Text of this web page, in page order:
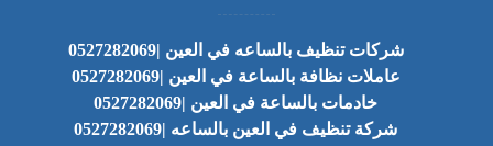
شركات تنظيف بالساعه في العين |0527282069
عاملات نظافة بالساعة في العين |0527282069
خادمات بالساعة في العين |0527282069
شركة تنظيف في العين بالساعه |0527282069